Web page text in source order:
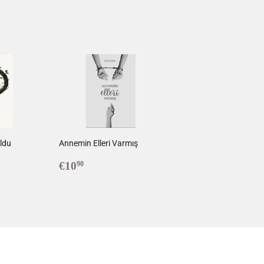
Annemin Elleri Varmış
Prix
€1090